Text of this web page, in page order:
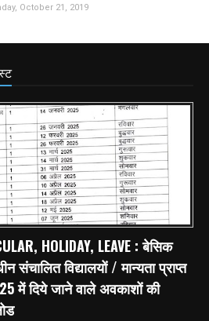
October 21, 2019
HOLIDAY, LEAVE : बेसिक
संचालित विद्यालयों / मान्यता प्राप्त
में दिये जाने वाले अवकाशों की